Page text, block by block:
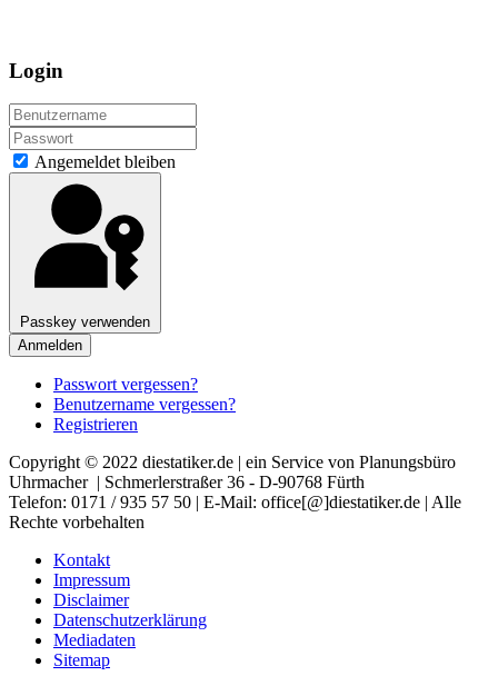
Login
Angemeldet bleiben
Passkey verwenden
Anmelden
Passwort vergessen?
Benutzername vergessen?
Registrieren
Copyright © 2022 diestatiker.de | ein Service von Planungsbüro
Uhrmacher | Schmerlerstraßer 36 - D-90768 Fürth
Telefon: 0171 / 935 57 50 | E-Mail: office[@]diestatiker.de | Alle
Rechte vorbehalten
Kontakt
Impressum
Disclaimer
Datenschutzerklärung
Mediadaten
Sitemap